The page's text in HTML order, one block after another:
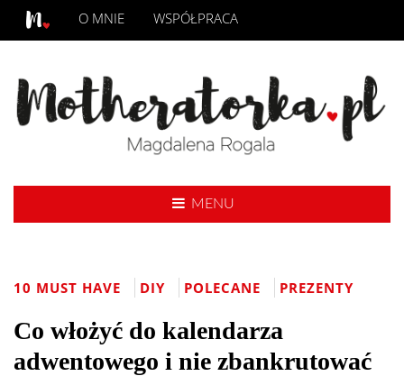
O MNIE WSPÓŁPRACA
MENU
10 MUST HAVE DIY POLECANE PREZENTY
Co włożyć do kalendarza
adwentowego i nie zbankrutować